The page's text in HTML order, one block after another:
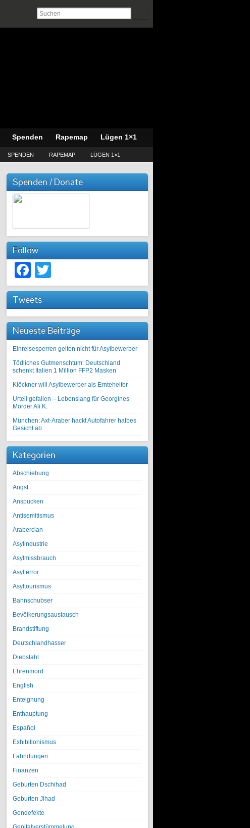
Spenden Rapemap Lügen 1×1
SPENDEN RAPEMAP LÜGEN 1×1
Spenden / Donate
Follow
Facebook
Tweets
Neueste Beiträge
Einreisesperren gelten nicht für Asylbewerber
Tödliches Gutmenschtum: Deutschland
schenkt Italien 1 Million FFP2 Masken
Klöckner will Asylbewerber als Erntehelfer
Urteil gefallen – Lebenslang für Georgines
Mörder Ali K.
München: Axt-Araber hackt Autofahrer halbes
Gesicht ab
Kategorien
Abschiebung
Angst
Anspucken
Antisemitismus
Araberclan
Asylindustrie
Asylmissbrauch
Asylterror
Asyltourismus
Bahnschubser
Bevölkerungsaustausch
Brandstiftung
Deutschlandhasser
Diebstahl
Ehrenmord
English
Enteignung
Enthauptung
Español
Exhibitionismus
Fahndungen
Finanzen
Geburten Dschihad
Geburten Jihad
Gendefekte